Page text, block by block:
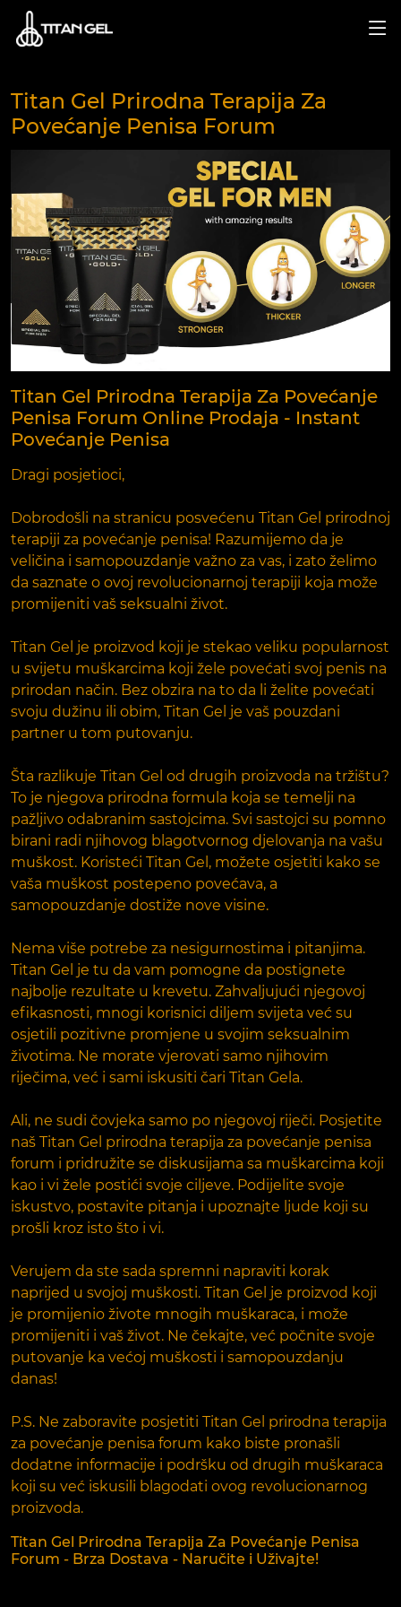
Titan Gel Prirodna Terapija Za
Povećanje Penisa Forum
Titan Gel Prirodna Terapija Za Povećanje
Penisa Forum Online Prodaja - Instant
Povećanje Penisa
Dragi posjetioci,
Dobrodošli na stranicu posvećenu Titan Gel prirodnoj
terapiji za povećanje penisa! Razumijemo da je
veličina i samopouzdanje važno za vas, i zato želimo
da saznate o ovoj revolucionarnoj terapiji koja može
promijeniti vaš seksualni život.
Titan Gel je proizvod koji je stekao veliku popularnost
u svijetu muškarcima koji žele povećati svoj penis na
prirodan način. Bez obzira na to da li želite povećati
svoju dužinu ili obim, Titan Gel je vaš pouzdani
partner u tom putovanju.
Šta razlikuje Titan Gel od drugih proizvoda na tržištu?
To je njegova prirodna formula koja se temelji na
pažljivo odabranim sastojcima. Svi sastojci su pomno
birani radi njihovog blagotvornog djelovanja na vašu
muškost. Koristeći Titan Gel, možete osjetiti kako se
vaša muškost postepeno povećava, a
samopouzdanje dostiže nove visine.
Nema više potrebe za nesigurnostima i pitanjima.
Titan Gel je tu da vam pomogne da postignete
najbolje rezultate u krevetu. Zahvaljujući njegovoj
efikasnosti, mnogi korisnici diljem svijeta već su
osjetili pozitivne promjene u svojim seksualnim
životima. Ne morate vjerovati samo njihovim
riječima, već i sami iskusiti čari Titan Gela.
Ali, ne sudi čovjeka samo po njegovoj riječi. Posjetite
naš Titan Gel prirodna terapija za povećanje penisa
forum i pridružite se diskusijama sa muškarcima koji
kao i vi žele postići svoje ciljeve. Podijelite svoje
iskustvo, postavite pitanja i upoznajte ljude koji su
prošli kroz isto što i vi.
Verujem da ste sada spremni napraviti korak
naprijed u svojoj muškosti. Titan Gel je proizvod koji
je promijenio živote mnogih muškaraca, i može
promijeniti i vaš život. Ne čekajte, već počnite svoje
putovanje ka većoj muškosti i samopouzdanju
danas!
P.S. Ne zaboravite posjetiti Titan Gel prirodna terapija
za povećanje penisa forum kako biste pronašli
dodatne informacije i podršku od drugih muškaraca
koji su već iskusili blagodati ovog revolucionarnog
proizvoda.
Titan Gel Prirodna Terapija Za Povećanje Penisa
Forum - Brza Dostava - Naručite i Uživajte!